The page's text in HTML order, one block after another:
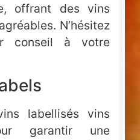
offrant des vins
N’hésitez
conseil à votre
labellisés vins
garantir une